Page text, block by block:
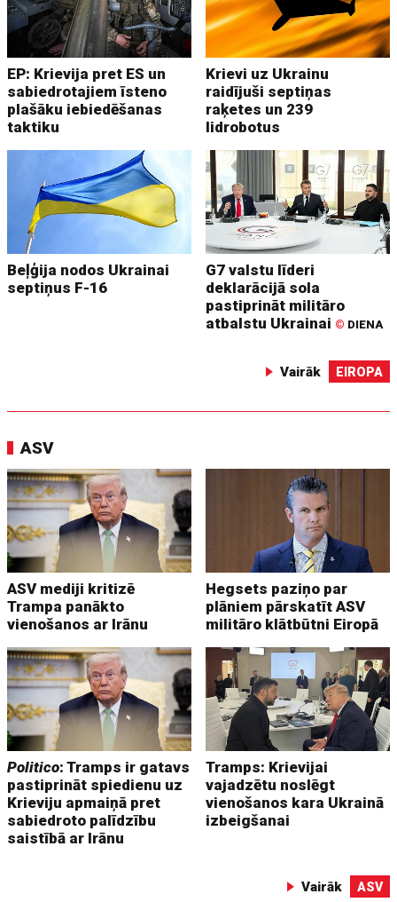
EP: Krievija pret ES un
sabiedrotajiem īsteno
plašāku iebiedēšanas
taktiku
Krievi uz Ukrainu
raidījuši septiņas
raķetes un 239
lidrobotus
Beļģija nodos Ukrainai
septiņus F-16
G7 valstu līderi
deklarācijā sola
pastiprināt militāro
atbalstu Ukrainai © DIENA
Vairāk EIROPA
ASV
ASV mediji kritizē
Trampa panākto
vienošanos ar Irānu
Hegsets paziņo par
plāniem pārskatīt ASV
militāro klātbūtni Eiropā
Politico: Tramps ir gatavs
pastiprināt spiedienu uz
Krieviju apmaiņā pret
sabiedroto palīdzību
saistībā ar Irānu
Tramps: Krievijai
vajadzētu noslēgt
vienošanos kara Ukrainā
izbeigšanai
Vairāk ASV